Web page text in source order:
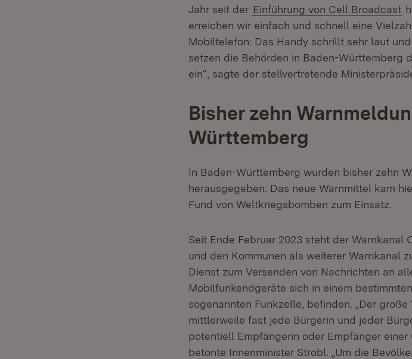
Jahr seit der Einführung von Cell Broadcast
erreichen wir einfach und schnell eine
Mobiltelefon: Das Handy schrillt sehr laut
setzen die Behörden in Baden-Württemberg
ein“, sagte der stellvertretende
Bisher zehn
Württemberg
In Baden-Württemberg wurden bisher zehn
herausgegeben. Das neue Warnmittel kam
Fund von Weltkriegsbomben zum Einsatz.
Seit Ende Februar 2023 steht der Warnkanal
und den Kommunen als weiterer Warnkanal
Dienst zum Versenden von Nachrichten an
Mobilfunkendgeräte sich in einem
sogenannten Funkzelle, befinden. „Der
mittlerweile fast jede Bürgerin und jeder
potentiell Empfängerin oder Empfänger
betonte Innenminister Strobl. „Um die